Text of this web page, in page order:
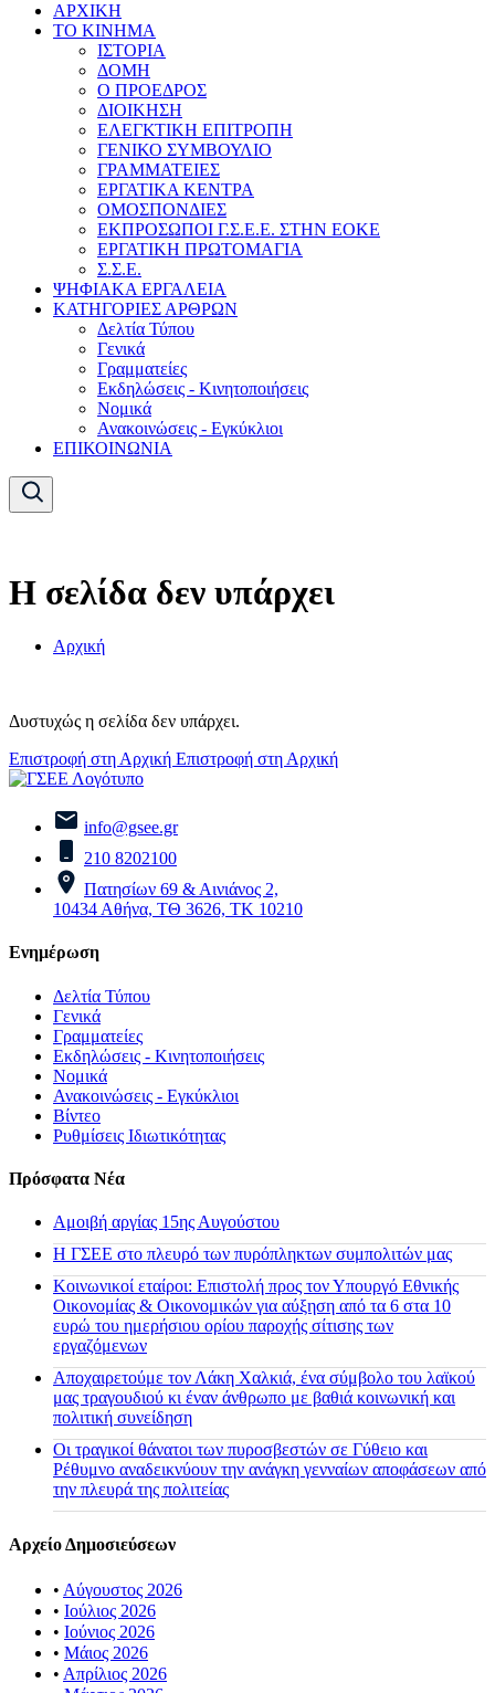
ΑΡΧΙΚΗ
ΤΟ ΚΙΝΗΜΑ
ΙΣΤΟΡΙΑ
ΔΟΜΗ
Ο ΠΡΟΕΔΡΟΣ
ΔΙΟΙΚΗΣΗ
ΕΛΕΓΚΤΙΚΗ ΕΠΙΤΡΟΠΗ
ΓΕΝΙΚΟ ΣΥΜΒΟΥΛΙΟ
ΓΡΑΜΜΑΤΕΙΕΣ
ΕΡΓΑΤΙΚΑ ΚΕΝΤΡΑ
ΟΜΟΣΠΟΝΔΙΕΣ
ΕΚΠΡΟΣΩΠΟΙ Γ.Σ.Ε.Ε. ΣΤΗΝ ΕΟΚΕ
ΕΡΓΑΤΙΚΗ ΠΡΩΤΟΜΑΓΙΑ
Σ.Σ.Ε.
ΨΗΦΙΑΚΑ ΕΡΓΑΛΕΙΑ
ΚΑΤΗΓΟΡΙΕΣ ΑΡΘΡΩΝ
Δελτία Τύπου
Γενικά
Γραμματείες
Εκδηλώσεις - Κινητοποιήσεις
Νομικά
Ανακοινώσεις - Εγκύκλιοι
ΕΠΙΚΟΙΝΩΝΙΑ
Η σελίδα δεν υπάρχει
Αρχική
Δυστυχώς η σελίδα δεν υπάρχει.
Επιστροφή στη Αρχική Επιστροφή στη Αρχική
info@gsee.gr
210 8202100
Πατησίων 69 & Αινιάνος 2,
10434 Αθήνα, ΤΘ 3626, ΤΚ 10210
Ενημέρωση
Δελτία Τύπου
Γενικά
Γραμματείες
Εκδηλώσεις - Κινητοποιήσεις
Νομικά
Ανακοινώσεις - Εγκύκλιοι
Βίντεο
Ρυθμίσεις Ιδιωτικότητας
Πρόσφατα Νέα
Αμοιβή αργίας 15ης Αυγούστου
H ΓΣΕΕ στο πλευρό των πυρόπληκτων συμπολιτών μας
Κοινωνικοί εταίροι: Επιστολή προς τον Υπουργό Εθνικής
Οικονομίας & Οικονομικών για αύξηση από τα 6 στα 10
ευρώ του ημερήσιου ορίου παροχής σίτισης των
εργαζόμενων
Αποχαιρετούμε τον Λάκη Χαλκιά, ένα σύμβολο του λαϊκού
μας τραγουδιού κι έναν άνθρωπο με βαθιά κοινωνική και
πολιτική συνείδηση
Οι τραγικοί θάνατοι των πυροσβεστών σε Γύθειο και
Ρέθυμνο αναδεικνύουν την ανάγκη γενναίων αποφάσεων από
την πλευρά της πολιτείας
Αρχείο Δημοσιεύσεων
• Αύγουστος 2026
• Ιούλιος 2026
• Ιούνιος 2026
• Μάιος 2026
• Απρίλιος 2026